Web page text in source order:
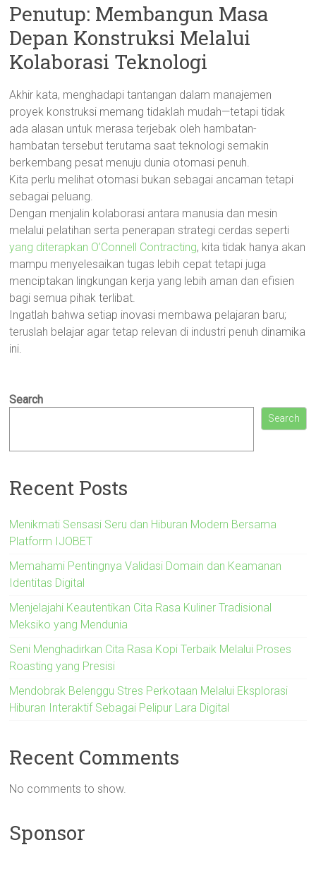
Penutup: Membangun Masa
Depan Konstruksi Melalui
Kolaborasi Teknologi
Akhir kata, menghadapi tantangan dalam manajemen
proyek konstruksi memang tidaklah mudah—tetapi tidak
ada alasan untuk merasa terjebak oleh hambatan-
hambatan tersebut terutama saat teknologi semakin
berkembang pesat menuju dunia otomasi penuh.
Kita perlu melihat otomasi bukan sebagai ancaman tetapi
sebagai peluang.
Dengan menjalin kolaborasi antara manusia dan mesin
melalui pelatihan serta penerapan strategi cerdas seperti
yang diterapkan O’Connell Contracting, kita tidak hanya akan
mampu menyelesaikan tugas lebih cepat tetapi juga
menciptakan lingkungan kerja yang lebih aman dan efisien
bagi semua pihak terlibat.
Ingatlah bahwa setiap inovasi membawa pelajaran baru;
teruslah belajar agar tetap relevan di industri penuh dinamika
ini.
Search
Search
Recent Posts
Menikmati Sensasi Seru dan Hiburan Modern Bersama
Platform IJOBET
Memahami Pentingnya Validasi Domain dan Keamanan
Identitas Digital
Menjelajahi Keautentikan Cita Rasa Kuliner Tradisional
Meksiko yang Mendunia
Seni Menghadirkan Cita Rasa Kopi Terbaik Melalui Proses
Roasting yang Presisi
Mendobrak Belenggu Stres Perkotaan Melalui Eksplorasi
Hiburan Interaktif Sebagai Pelipur Lara Digital
Recent Comments
No comments to show.
Sponsor